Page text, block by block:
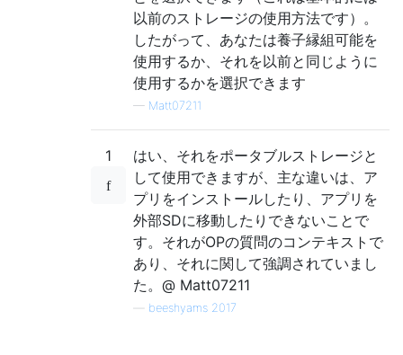
以前のストレージの使用方法です）。
したがって、あなたは養子縁組可能を
使用するか、それを以前と同じように
使用するかを選択できます
— Matt07211
1
はい、それをポータブルストレージと
して使用できますが、主な違いは、ア
プリをインストールしたり、アプリを
外部SDに移動したりできないことで
す。それがOPの質問のコンテキストで
あり、それに関して強調されていまし
た。@ Matt07211
beeshyams 2017